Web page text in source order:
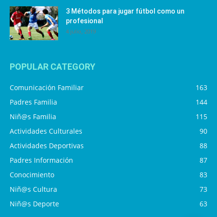
3 Métodos para jugar fútbol como un
profesional
4 julio, 2019
POPULAR CATEGORY
Comunicación Familiar
163
Padres Familia
144
Niñ@s Familia
115
Actividades Culturales
90
Actividades Deportivas
88
Padres Información
87
Conocimiento
83
Niñ@s Cultura
73
Niñ@s Deporte
63